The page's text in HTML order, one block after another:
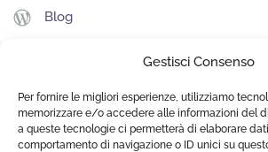
Gestisci Consenso
Per fornire le migliori esperienze, utilizziamo
memorizzare e/o accedere alle informazioni del
a queste tecnologie ci permetterà di elaborare
comportamento di navigazione o ID unici su
Blog